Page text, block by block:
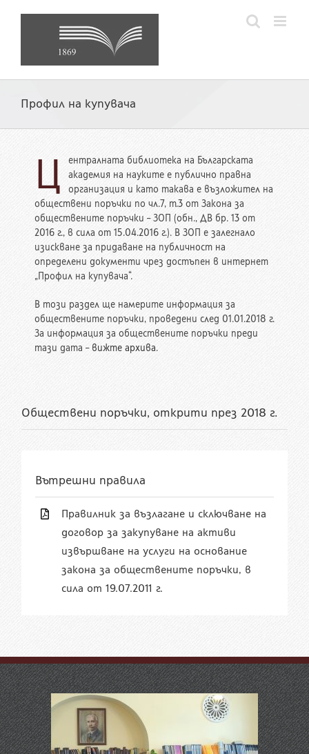
Профил на купувача
Ц
ентралната библиотека на Българската
академия на науките е публично правна
организация и като такава е възложител на
обществени поръчки по чл.7, т.3 от Закона за
обществените поръчки – ЗОП (обн., ДВ бр. 13 от
2016 г., в сила от 15.04.2016 г.). В ЗОП е залегнало
изискване за придаване на публичност на
определени документи чрез достъпен в интернет
„Профил на купувача“.
В този раздел ще намерите информация за
обществените поръчки, проведени след 01.01.2018 г.
За информация за обществените поръчки преди
тази дата – вижте архива.
Обществени поръчки, открити през 2018 г.
Вътрешни правила
Правилник за възлагане и сключване на
договор за закупуване на активи
извършване на услуги на основание
закона за обществените поръчки, в
сила от 19.07.2011 г.